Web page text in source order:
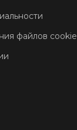
файлов cookie